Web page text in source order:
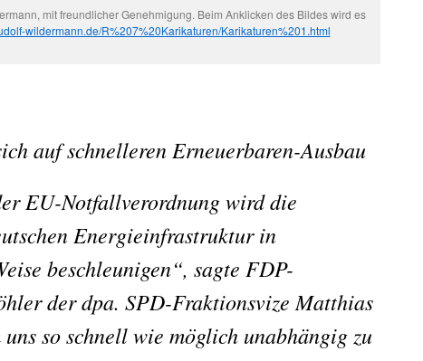
mit freundlicher Genehmigung. Beim Anklicken des Bildes wird es
wildermann.de/R%207%20Karikaturen/Karikaturen%201.html
auf schnelleren Erneuerbaren-Ausbau
EU-Notfallverordnung wird die
Energieinfrastruktur in
beschleunigen“, sagte FDP-
der dpa. SPD-Fraktionsvize Matthias
so schnell wie möglich unabhängig zu